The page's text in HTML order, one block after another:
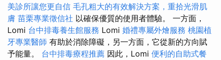
美診所讓您更自信 毛孔粗大的有效解決方案，重拾光滑肌
膚 苗栗專業徵信社 以確保優質的使用者體驗。 一方面，
Lomi 台中排毒養生館服務 Lomi 婚禮專屬外燴服務 桃園植
牙專業醫師 有助於消除障礙，另一方面，它從新的方向賦
予能量。 台中排毒療程推薦 因此，Lomi 便利的自助式餐